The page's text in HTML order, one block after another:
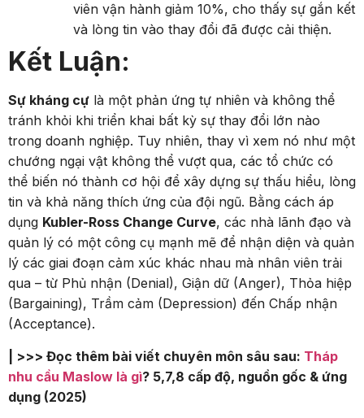
viên vận hành giảm 10%, cho thấy sự gắn kết
và lòng tin vào thay đổi đã được cải thiện.
Kết Luận:
Sự kháng cự là một phản ứng tự nhiên và không thể
tránh khỏi khi triển khai bất kỳ sự thay đổi lớn nào
trong doanh nghiệp. Tuy nhiên, thay vì xem nó như một
chướng ngại vật không thể vượt qua, các tổ chức có
thể biến nó thành cơ hội để xây dựng sự thấu hiểu, lòng
tin và khả năng thích ứng của đội ngũ. Bằng cách áp
dụng Kubler-Ross Change Curve, các nhà lãnh đạo và
quản lý có một công cụ mạnh mẽ để nhận diện và quản
lý các giai đoạn cảm xúc khác nhau mà nhân viên trải
qua – từ Phủ nhận (Denial), Giận dữ (Anger), Thỏa hiệp
(Bargaining), Trầm cảm (Depression) đến Chấp nhận
(Acceptance).
| >>> Đọc thêm bài viết chuyên môn sâu sau: Tháp
nhu cầu Maslow là gì? 5,7,8 cấp độ, nguồn gốc & ứng
dụng (2025)